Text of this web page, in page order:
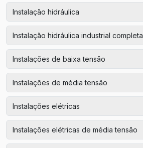
Instalação hidráulica
Instalação hidráulica industrial completa
Instalações de baixa tensão
Instalações de média tensão
Instalações elétricas
Instalações elétricas de média tensão